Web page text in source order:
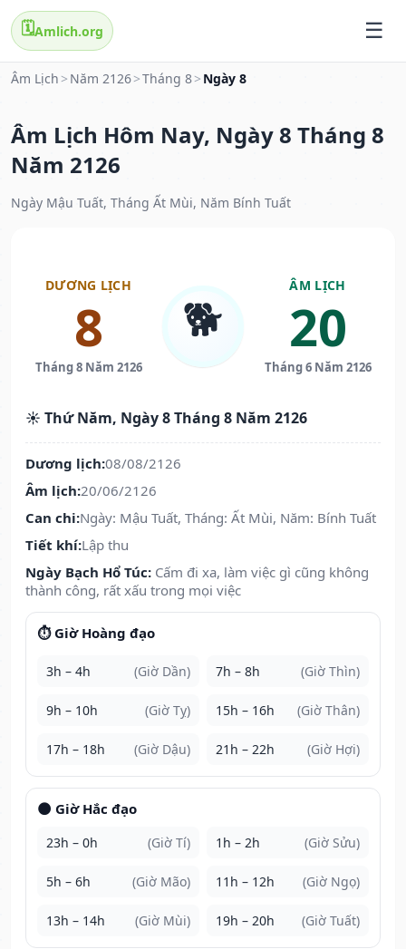
🗓️Amlich.org
Âm Lịch > Năm 2126>Tháng 8> Ngày 8
Âm Lịch Hôm Nay, Ngày 8 Tháng 8
Năm 2126
Ngày Mậu Tuất, Tháng Ất Mùi, Năm Bính Tuất
DƯƠNG LỊCH
8
Tháng 8 Năm 2126
🐕
ÂM LỊCH
20
Tháng 6 Năm 2126
☀️ Thứ Năm, Ngày 8 Tháng 8 Năm 2126
Dương lịch:08/08/2126
Âm lịch:20/06/2126
Can chi:Ngày: Mậu Tuất, Tháng: Ất Mùi, Năm: Bính Tuất
Tiết khí:Lập thu
Ngày Bạch Hổ Túc: Cấm đi xa, làm việc gì cũng không
thành công, rất xấu trong mọi việc
⏱️ Giờ Hoàng đạo
3h – 4h (Giờ Dần) 7h – 8h (Giờ Thìn)
9h – 10h (Giờ Tỵ) 15h – 16h (Giờ Thân)
17h – 18h (Giờ Dậu) 21h – 22h (Giờ Hợi)
🌑 Giờ Hắc đạo
23h – 0h (Giờ Tí) 1h – 2h (Giờ Sửu)
5h – 6h (Giờ Mão) 11h – 12h (Giờ Ngọ)
13h – 14h (Giờ Mùi) 19h – 20h (Giờ Tuất)